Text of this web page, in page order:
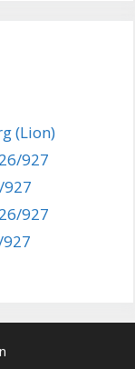
(Lion)
927
927
927
927